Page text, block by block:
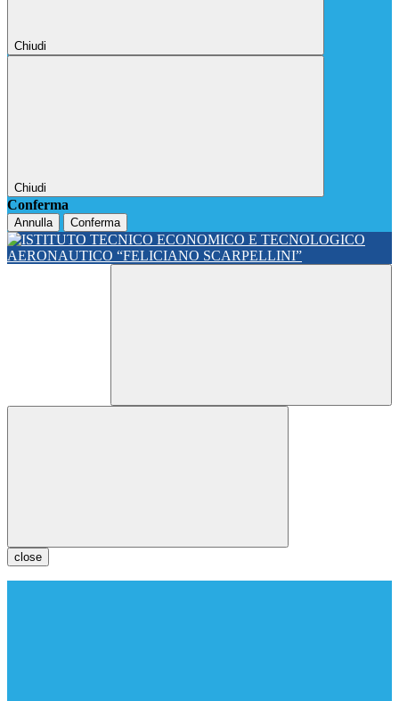
Chiudi
Chiudi
Conferma
Annulla Conferma
close